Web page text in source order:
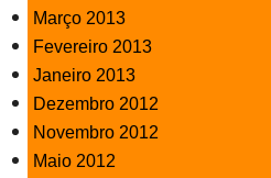
Março 2013
Fevereiro 2013
Janeiro 2013
Dezembro 2012
Novembro 2012
Maio 2012